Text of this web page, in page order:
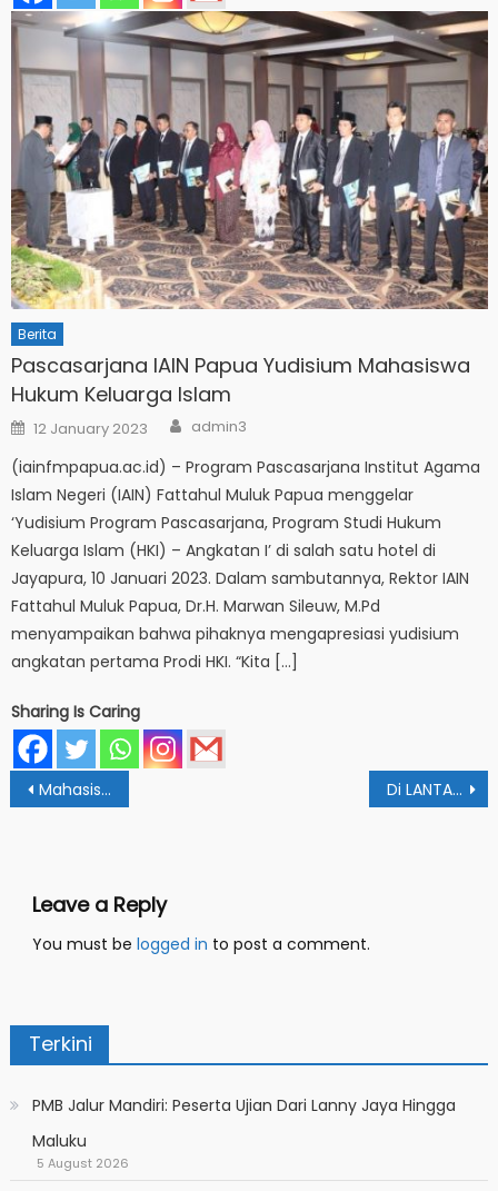
Berita
Pascasarjana IAIN Papua Yudisium Mahasiswa
Hukum Keluarga Islam
Posted
on
12 January 2023 Author
admin3
(iainfmpapua.ac.id) – Program Pascasarjana Institut Agama
Islam Negeri (IAIN) Fattahul Muluk Papua menggelar
‘Yudisium Program Pascasarjana, Program Studi Hukum
Keluarga Islam (HKI) – Angkatan I’ di salah satu hotel di
Jayapura, 10 Januari 2023. Dalam sambutannya, Rektor IAIN
Fattahul Muluk Papua, Dr.H. Marwan Sileuw, M.Pd
menyampaikan bahwa pihaknya mengapresiasi yudisium
angkatan pertama Prodi HKI. “Kita […]
Sharing Is Caring
Post
navigation
Mahasiswa FEBI IAIN Papua Sharing Cara Buat KTI Ke Sekolah Di LANTAMAL X, Mahasiswa IAIN Papua Gelar Edukasi Gadget Untuk Bisnis
Leave a Reply
You must be logged in to post a comment.
Terkini
PMB Jalur Mandiri: Peserta Ujian Dari Lanny Jaya Hingga
Maluku
5 August 2026